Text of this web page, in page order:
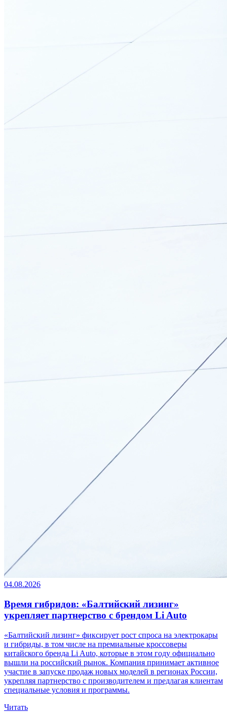
04.08.2026
Время гибридов: «Балтийский лизинг»
укрепляет партнерство с брендом Li Auto
«Балтийский лизинг» фиксирует рост спроса на электрокары
и гибриды, в том числе на премиальные кроссоверы
китайского бренда Li Auto, которые в этом году официально
вышли на российский рынок. Компания принимает активное
участие в запуске продаж новых моделей в регионах России,
укрепляя партнерство с производителем и предлагая клиентам
специальные условия и программы.
Читать